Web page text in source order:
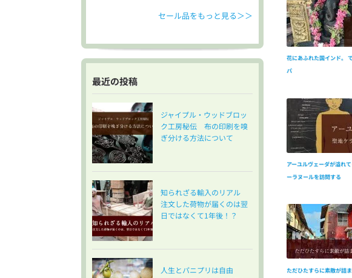
花にあふれた国インド。
パ
アーユルヴェーダが溢れ
ーラヌールを訪問する
ただひたすらに素敵が詰
セール品をもっと見る＞＞
最近の投稿
ジャイプル・ウッドブロッ
ク工房秘伝 布の印刷を嗅
ぎ分ける方法について
知られざる輸入のリアル
注文した荷物が届くのは翌
日ではなくて1年後！？
人生とパニプリは自由